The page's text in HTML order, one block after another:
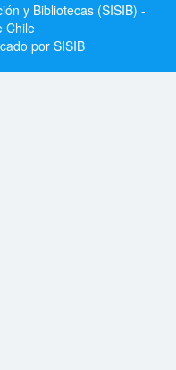
y Bibliotecas (SISIB) -
Chile
por SISIB